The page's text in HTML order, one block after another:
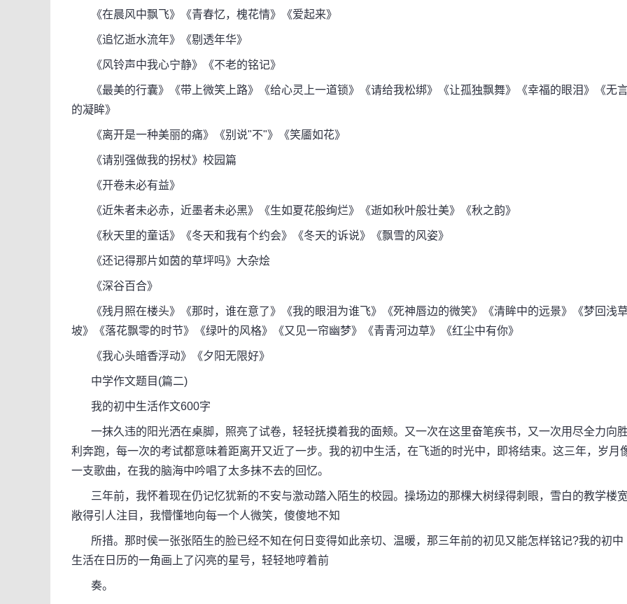
《在晨风中飘飞》《青春忆，槐花情》《爱起来》
《追忆逝水流年》《剔透年华》
《风铃声中我心宁静》《不老的铭记》
《最美的行囊》《带上微笑上路》《给心灵上一道锁》《请给我松绑》《让孤独飘舞》《幸福的眼泪》《无
的凝眸》
《离开是一种美丽的痛》《别说"不"》《笑靥如花》
《请别强做我的拐杖》校园篇
《开卷未必有益》
《近朱者未必赤，近墨者未必黑》《生如夏花般绚烂》《逝如秋叶般壮美》《秋之韵》
《秋天里的童话》《冬天和我有个约会》《冬天的诉说》《飘雪的风姿》
《还记得那片如茵的草坪吗》大杂烩
《深谷百合》
《残月照在楼头》《那时，谁在意了》《我的眼泪为谁飞》《死神唇边的微笑》《清眸中的远景》《梦回浅
坡》《落花飘零的时节》《绿叶的风格》《又见一帘幽梦》《青青河边草》《红尘中有你》
《我心头暗香浮动》《夕阳无限好》
中学作文题目(篇二)
我的初中生活作文600字
一抹久违的阳光洒在桌脚，照亮了试卷，轻轻抚摸着我的面颊。又一次在这里奋笔疾书，又一次用尽全力向胜
利奔跑，每一次的考试都意味着距离开又近了一步。我的初中生活，在飞逝的时光中，即将结束。这三年，岁月
一支歌曲，在我的脑海中吟唱了太多抹不去的回忆。
三年前，我怀着现在仍记忆犹新的不安与激动踏入陌生的校园。操场边的那棵大树绿得刺眼，雪白的教学楼
敞得引人注目，我懵懂地向每一个人微笑，傻傻地不知
所措。那时侯一张张陌生的脸已经不知在何日变得如此亲切、温暖，那三年前的初见又能怎样铭记?我的初中
生活在日历的一角画上了闪亮的星号，轻轻地哼着前
奏。